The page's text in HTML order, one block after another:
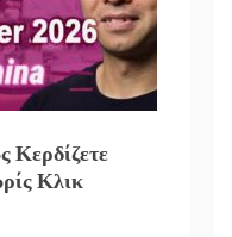
Κερδίζετε
Κλικ